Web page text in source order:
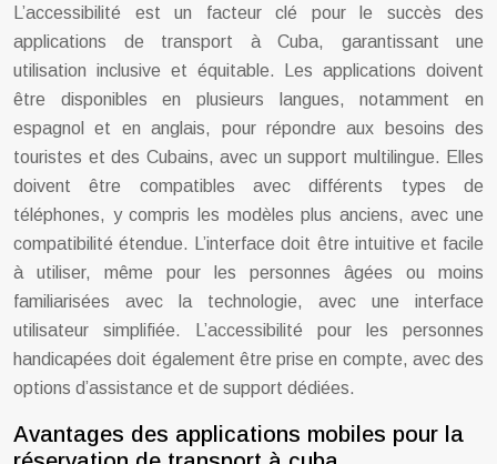
L’accessibilité est un facteur clé pour le succès des
applications de transport à Cuba, garantissant une
utilisation inclusive et équitable. Les applications doivent
être disponibles en plusieurs langues, notamment en
espagnol et en anglais, pour répondre aux besoins des
touristes et des Cubains, avec un support multilingue. Elles
doivent être compatibles avec différents types de
téléphones, y compris les modèles plus anciens, avec une
compatibilité étendue. L’interface doit être intuitive et facile
à utiliser, même pour les personnes âgées ou moins
familiarisées avec la technologie, avec une interface
utilisateur simplifiée. L’accessibilité pour les personnes
handicapées doit également être prise en compte, avec des
options d’assistance et de support dédiées.
Avantages des applications mobiles pour la